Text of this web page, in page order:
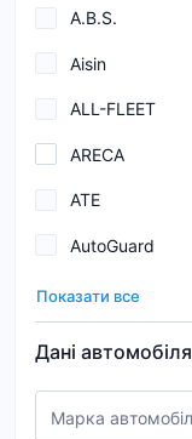
A.B.S.
Aisin
ALL-FLEET
ARECA
ATE
AutoGuard
BARDAHL
BOSCH
Показати все
Дані автомобіля